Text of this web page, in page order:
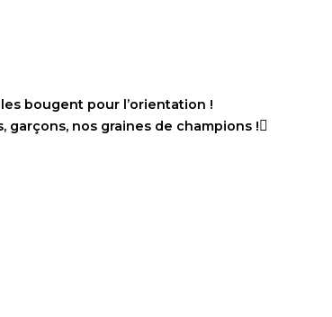
bougent pour l’orientation !
garçons, nos graines de champions !